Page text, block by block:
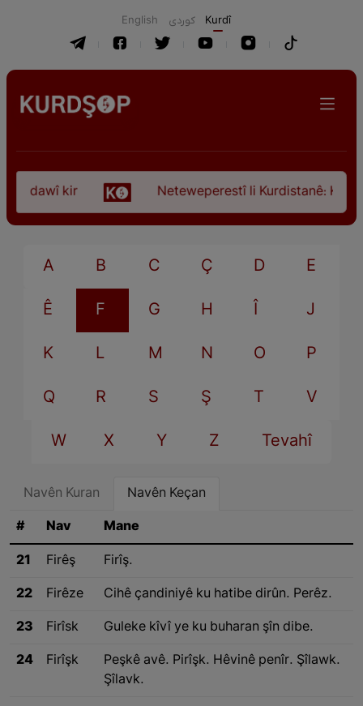
English كوردی Kurdî
dawî kir Neteweperestî li Kurdistanê:
A B C Ç D E
Ê F G H Î J
K L M N O P
Q R S Ş T V
W X Y Z Tevahî
Navên Kuran Navên Keçan
# Nav Mane
21 Firêş Firîş.
22 Firêze Cihê çandiniyê ku hatibe dirûn. Perêz.
23 Firîsk Guleke kîvî ye ku buharan şîn dibe.
24 Firîşk
Peşkê avê. Pirîşk. Hêvinê penîr. Şîlawk.
Şîlavk.